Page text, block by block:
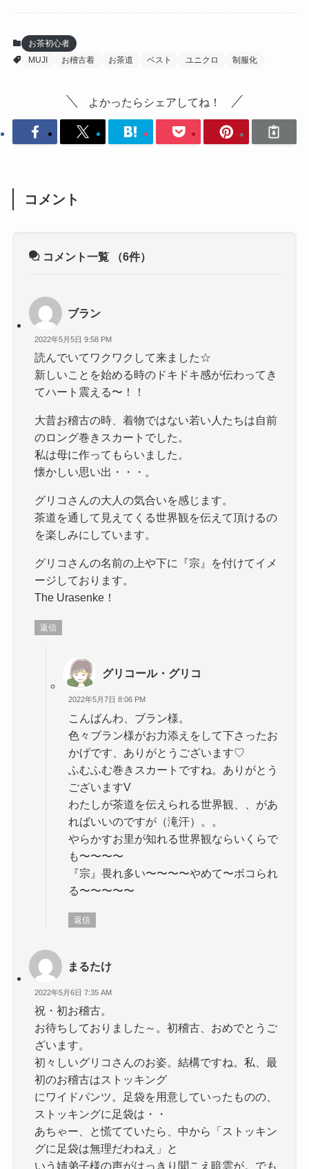
お茶初心者
MUJI
お稽古着 お茶道 ベスト ユニクロ 制服化
よかったらシェアしてね！
コメント
コメント一覧 （6件）
ブラン
2022年5月5日 9:58 PM
読んでいてワクワクして来ました☆
新しいことを始める時のドキドキ感が伝わってき
てハート震える〜！！
大昔お稽古の時、着物ではない若い人たちは自前
のロング巻きスカートでした。
私は母に作ってもらいました。
懐かしい思い出・・・。
グリコさんの大人の気合いを感じます。
茶道を通して見えてくる世界観を伝えて頂けるの
を楽しみにしています。
グリコさんの名前の上や下に『宗』を付けてイメ
ージしております。
The Urasenke！
返信
グリコール・グリコ
2022年5月7日 8:06 PM
こんばんわ、ブラン様。
色々ブラン様がお力添えをして下さったお
かげです、ありがとうございます♡
ふむふむ巻きスカートですね。ありがとう
ございますV
わたしが茶道を伝えられる世界観、、があ
ればいいのですが（滝汗）。。
やらかすお里が知れる世界観ならいくらで
も〜〜〜〜
『宗』畏れ多い〜〜〜〜やめて〜ボコられ
る〜〜〜〜〜
返信
まるたけ
2022年5月6日 7:35 AM
祝・初お稽古。
お待ちしておりました～。初稽古、おめでとうご
ざいます。
初々しいグリコさんのお姿。結構ですね。私、最
初のお稽古はストッキング
にワイドパンツ。足袋を用意していったものの、
ストッキングに足袋は・・
あちゃー、と慌てていたら、中から「ストッキン
グに足袋は無理だわねえ」と
いう姉弟子様の声がはっきり聞こえ暗雲が。でも